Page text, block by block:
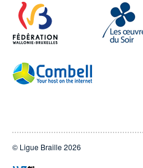
© Ligue Braille 2026